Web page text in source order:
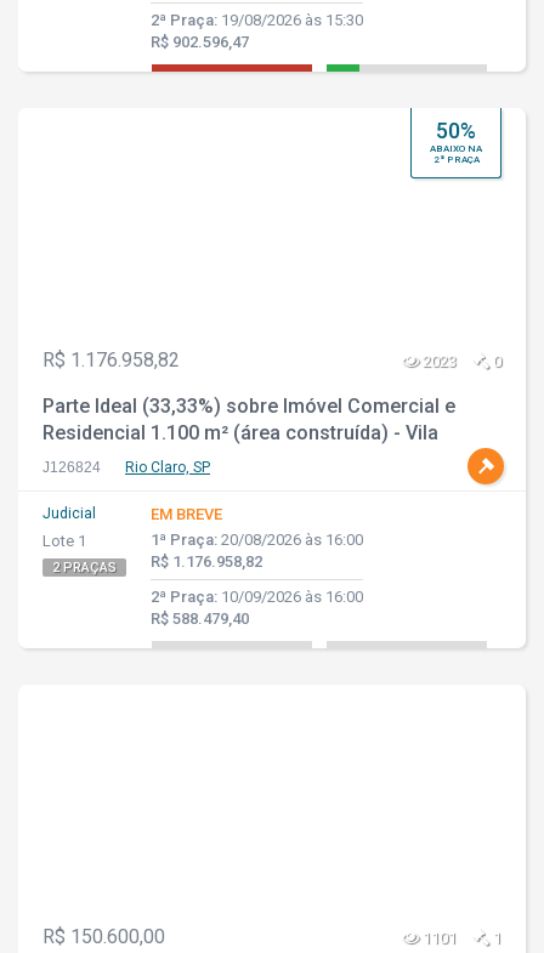
2ª Praça: 19/08/2026 às 15:30
R$ 902.596,47
50%
ABAIXO NA
2ª PRAÇA
R$ 1.176.958,82 2023 0
Parte Ideal (33,33%) sobre Imóvel Comercial e
Residencial 1.100 m² (área construída) - Vila
Aparecida - Rio Claro - SP
J126824 Rio Claro, SP
Judicial
Lote 1
2 PRAÇAS
EM BREVE
1ª Praça: 20/08/2026 às 16:00
R$ 1.176.958,82
2ª Praça: 10/09/2026 às 16:00
R$ 588.479,40
R$ 150.600,00 1101 1